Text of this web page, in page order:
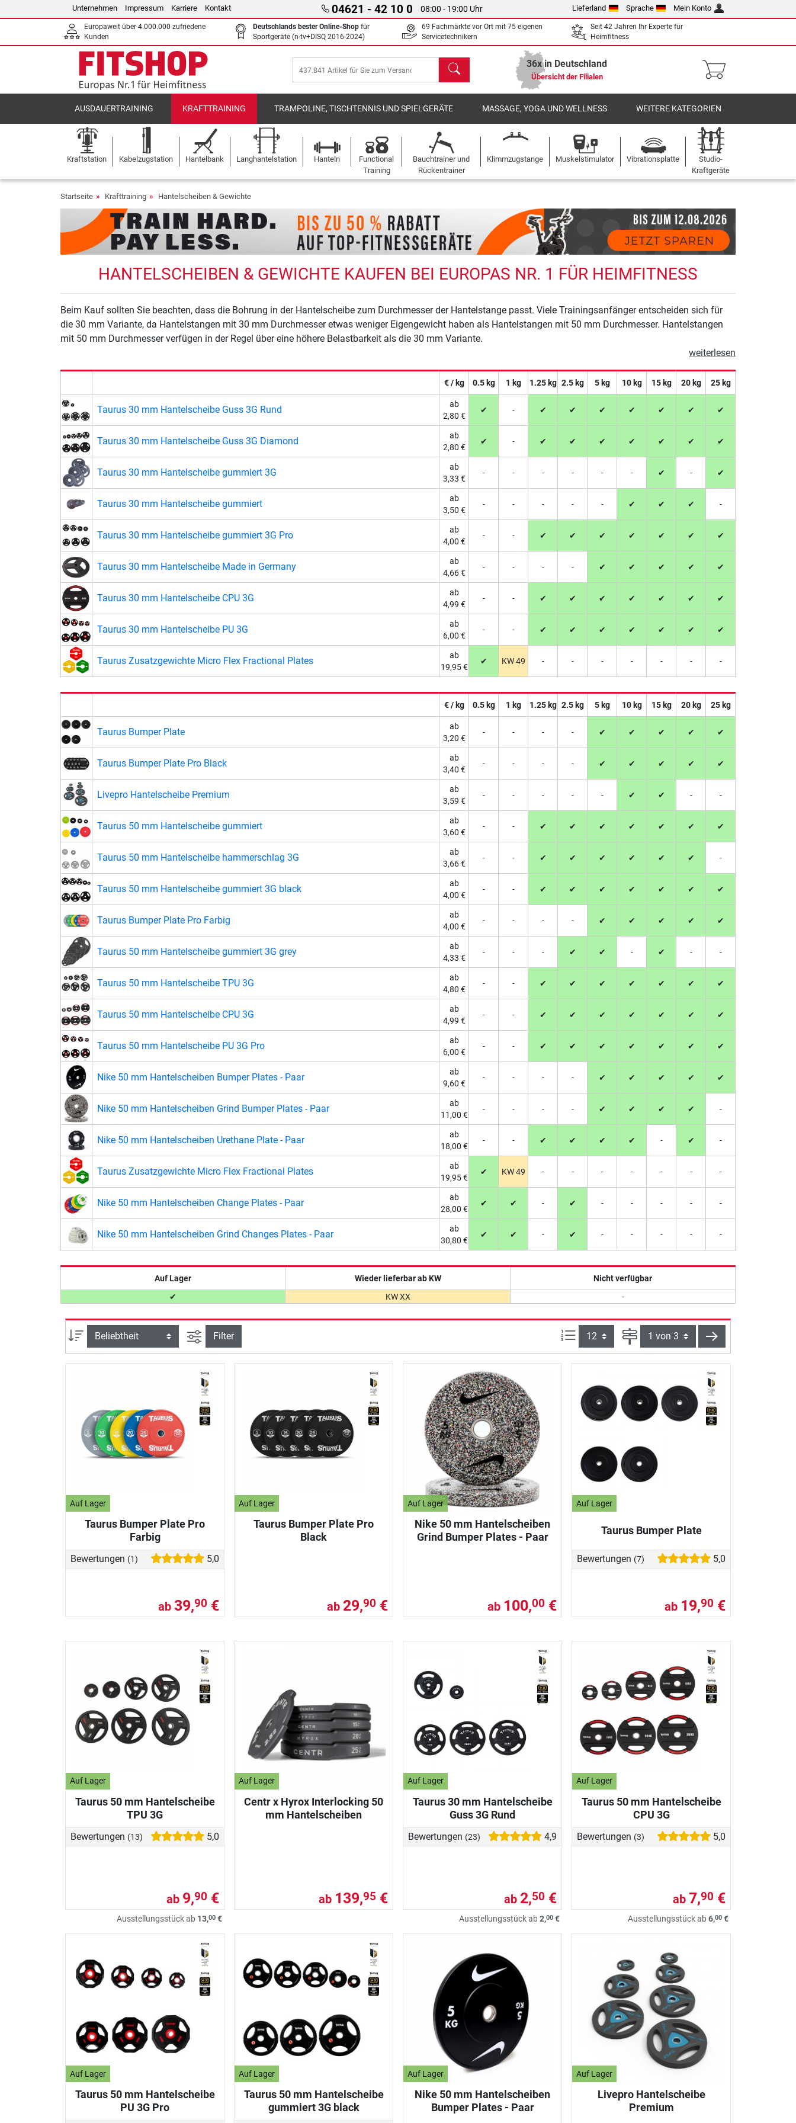
Unternehmen Impressum Karriere Kontakt 04621 - 42 10 0 08:00 - 19:00 Uhr Lieferland Sprache Mein Konto
Europaweit über 4.000.000 zufriedene
Kunden
Deutschlands bester Online-Shop für
Sportgeräte (n-tv+DISQ 2016-2024)
69 Fachmärkte vor Ort mit 75 eigenen
Servicetechnikern
Seit 42 Jahren Ihr Experte für
Heimfitness
Suchen 36x in Deutschland
Übersicht der Filialen
AUSDAUERTRAINING KRAFTTRAINING TRAMPOLINE, TISCHTENNIS UND SPIELGERÄTE MASSAGE, YOGA UND WELLNESS WEITERE KATEGORIEN
Kraftstation Kabelzugstation Hantelbank Langhantelstation Hanteln
Functional
Training
Bauchtrainer und
Rückentrainer
Klimmzugstange Muskelstimulator Vibrationsplatte
Studio-
Kraftgeräte
Startseite Krafttraining Hantelscheiben & Gewichte
HANTELSCHEIBEN & GEWICHTE KAUFEN BEI EUROPAS NR. 1 FÜR HEIMFITNESS
Beim Kauf sollten Sie beachten, dass die Bohrung in der Hantelscheibe zum Durchmesser der Hantelstange passt. Viele Trainingsanfänger entscheiden sich für
die 30 mm Variante, da Hantelstangen mit 30 mm Durchmesser etwas weniger Eigengewicht haben als Hantelstangen mit 50 mm Durchmesser. Hantelstangen
mit 50 mm Durchmesser verfügen in der Regel über eine höhere Belastbarkeit als die 30 mm Variante.
weiterlesen
€ / kg 0.5 kg 1 kg 1.25 kg 2.5 kg 5 kg 10 kg 15 kg 20 kg 25 kg
Taurus 30 mm Hantelscheibe Guss 3G Rund
ab
2,80 €
✔ - ✔ ✔ ✔ ✔ ✔ ✔ ✔
Taurus 30 mm Hantelscheibe Guss 3G Diamond
ab
2,80 €
✔ - ✔ ✔ ✔ ✔ ✔ ✔ ✔
Taurus 30 mm Hantelscheibe gummiert 3G
ab
3,33 €
- - - - - - ✔ - ✔
Taurus 30 mm Hantelscheibe gummiert
ab
3,50 €
- - - - - ✔ ✔ ✔ -
Taurus 30 mm Hantelscheibe gummiert 3G Pro
ab
4,00 €
- - ✔ ✔ ✔ ✔ ✔ ✔ ✔
Taurus 30 mm Hantelscheibe Made in Germany
ab
4,66 €
- - - - ✔ ✔ ✔ ✔ ✔
Taurus 30 mm Hantelscheibe CPU 3G
ab
4,99 €
- - ✔ ✔ ✔ ✔ ✔ ✔ ✔
Taurus 30 mm Hantelscheibe PU 3G
ab
6,00 €
- - ✔ ✔ ✔ ✔ ✔ ✔ ✔
Taurus Zusatzgewichte Micro Flex Fractional Plates
ab
19,95 €
✔ KW 49 - - - - - - -
€ / kg 0.5 kg 1 kg 1.25 kg 2.5 kg 5 kg 10 kg 15 kg 20 kg 25 kg
Taurus Bumper Plate
ab
3,20 €
- - - - ✔ ✔ ✔ ✔ ✔
Taurus Bumper Plate Pro Black
ab
3,40 €
- - - - ✔ ✔ ✔ ✔ ✔
Livepro Hantelscheibe Premium
ab
3,59 €
- - - - - ✔ ✔ - -
Taurus 50 mm Hantelscheibe gummiert
ab
3,60 €
- - ✔ ✔ ✔ ✔ ✔ ✔ ✔
Taurus 50 mm Hantelscheibe hammerschlag 3G
ab
3,66 €
- - ✔ ✔ ✔ ✔ ✔ ✔ -
Taurus 50 mm Hantelscheibe gummiert 3G black
ab
4,00 €
- - ✔ ✔ ✔ ✔ ✔ ✔ ✔
Taurus Bumper Plate Pro Farbig
ab
4,00 €
- - - - ✔ ✔ ✔ ✔ ✔
Taurus 50 mm Hantelscheibe gummiert 3G grey
ab
4,33 €
- - - ✔ ✔ - ✔ - -
Taurus 50 mm Hantelscheibe TPU 3G
ab
4,80 €
- - ✔ ✔ ✔ ✔ ✔ ✔ ✔
Taurus 50 mm Hantelscheibe CPU 3G
ab
4,99 €
- - ✔ ✔ ✔ ✔ ✔ ✔ ✔
Taurus 50 mm Hantelscheibe PU 3G Pro
ab
6,00 €
- - ✔ ✔ ✔ ✔ ✔ ✔ ✔
Nike 50 mm Hantelscheiben Bumper Plates - Paar
ab
9,60 €
- - - - ✔ ✔ ✔ ✔ ✔
Nike 50 mm Hantelscheiben Grind Bumper Plates - Paar
ab
11,00 €
- - - - ✔ ✔ ✔ ✔ -
Nike 50 mm Hantelscheiben Urethane Plate - Paar
ab
18,00 €
- - ✔ ✔ ✔ ✔ - ✔ -
Taurus Zusatzgewichte Micro Flex Fractional Plates
ab
19,95 €
✔ KW 49 - - - - - - -
Nike 50 mm Hantelscheiben Change Plates - Paar
ab
28,00 €
✔ ✔ - ✔ - - - - -
Nike 50 mm Hantelscheiben Grind Changes Plates - Paar
ab
30,80 €
✔ ✔ - ✔ - - - - -
Auf Lager Wieder lieferbar ab KW
Nicht verfügbar
✔
KW XX -
Sortierung Ansicht filtern
Filter Artikel pro Seite: Seite weiter
Auf Lager
Taurus Bumper Plate Pro
Farbig
Bewertungen (1) 5,0
ab 39,90 €
Auf Lager
Taurus Bumper Plate Pro
Black
ab 29,90 €
Auf Lager
Nike 50 mm Hantelscheiben
Grind Bumper Plates - Paar
ab 100,00 €
Auf Lager
Taurus Bumper Plate
Bewertungen (7) 5,0
ab 19,90 €
Auf Lager
Taurus 50 mm Hantelscheibe
TPU 3G
Bewertungen (13) 5,0
ab 9,90 €
Ausstellungsstück ab 13,00 €
Auf Lager
Centr x Hyrox Interlocking 50
mm Hantelscheiben
ab 139,95 €
Auf Lager
Taurus 30 mm Hantelscheibe
Guss 3G Rund
Bewertungen (23) 4,9
ab 2,50 €
Ausstellungsstück ab2,00 €
Auf Lager
Taurus 50 mm Hantelscheibe
CPU 3G
Bewertungen (3) 5,0
ab 7,90 €
Ausstellungsstück ab6,00 €
Auf Lager
Taurus 50 mm Hantelscheibe
PU 3G Pro
Auf Lager
Taurus 50 mm Hantelscheibe
gummiert 3G black
Auf Lager
Nike 50 mm Hantelscheiben
Bumper Plates - Paar
Auf Lager
Livepro Hantelscheibe
Premium